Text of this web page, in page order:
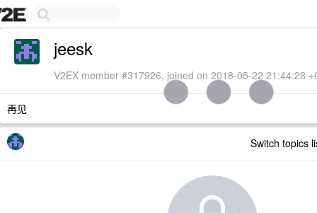
jeesk
V2EX member #317926, joined on 2018-05-22 21:44:28
再见
Switch topics